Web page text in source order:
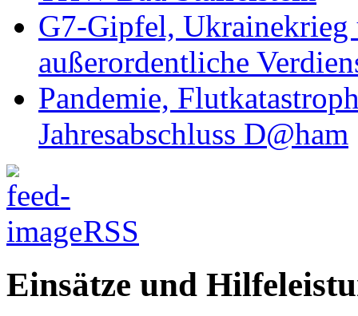
G7-Gipfel, Ukrainekrieg
außerordentliche
Pandemie,
Jahresabschluss D@ham
RSS
Einsätze und